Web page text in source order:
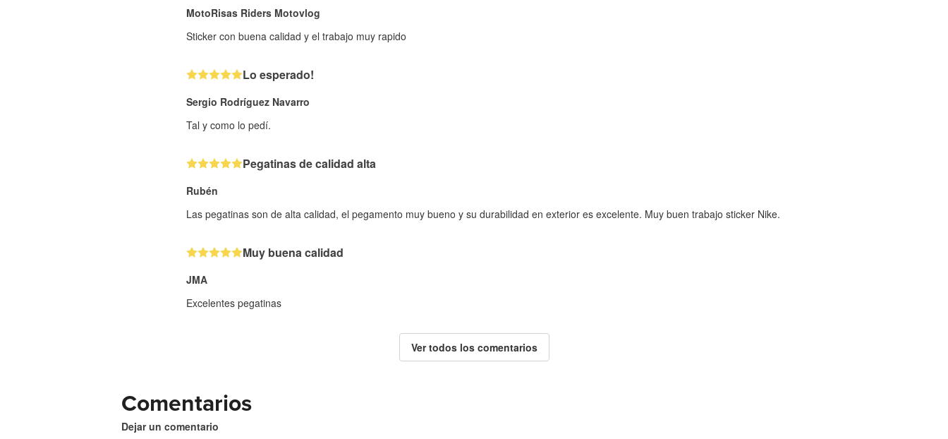
MotoRisas Riders Motovlog
Sticker con buena calidad y el trabajo muy rapido
Lo esperado!
Sergio Rodríguez Navarro
Tal y como lo pedí.
Pegatinas de calidad alta
Rubén
Las pegatinas son de alta calidad, el pegamento muy bueno y su durabilidad en exterior es excelente. Muy buen trabajo sticker Nike.
Muy buena calidad
JMA
Excelentes pegatinas
Ver todos los comentarios
Comentarios
Dejar un comentario